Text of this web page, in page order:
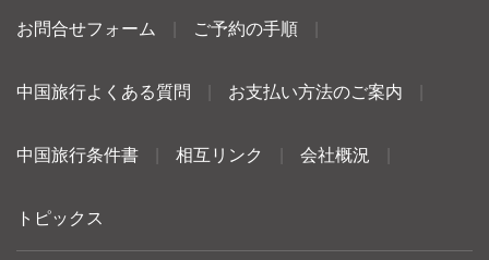
お問合せフォーム ご予約の手順
中国旅行よくある質問 お支払い方法のご案内
中国旅行条件書 相互リンク 会社概況
トピックス